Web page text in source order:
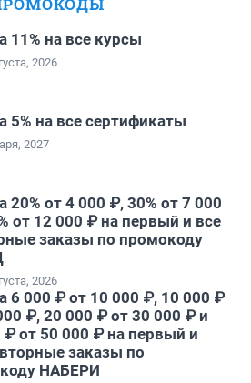
11% на все курсы
2026
5% на все сертификаты
2027
20% от 4 000 ₽, 30% от 7 000
от 12 000 ₽ на первый и все
заказы по промокоду
2026
6 000 ₽ от 10 000 ₽, 10 000 ₽
₽, 20 000 ₽ от 30 000 ₽ и
₽ от 50 000 ₽ на первый и
заказы по
НАБЕРИ